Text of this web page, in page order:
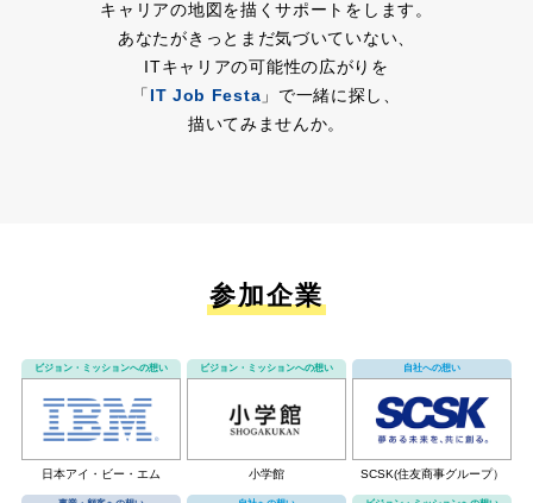
キャリアの地図を描くサポートをします。
あなたがきっとまだ気づいていない、
ITキャリアの可能性の広がりを
「 IT Job Festa 」で一緒に探し、
描いてみませんか。
参加企業
ビジョン・ミッションへの想い
日本アイ・ビー・エム
ビジョン・ミッションへの想い
小学館
自社への想い
SCSK(住友商事グループ）